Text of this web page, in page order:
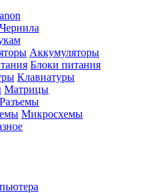
Чернила
Аккумуляторы
Блоки питания
Клавиатуры
Матрицы
Разъемы
Микросхемы